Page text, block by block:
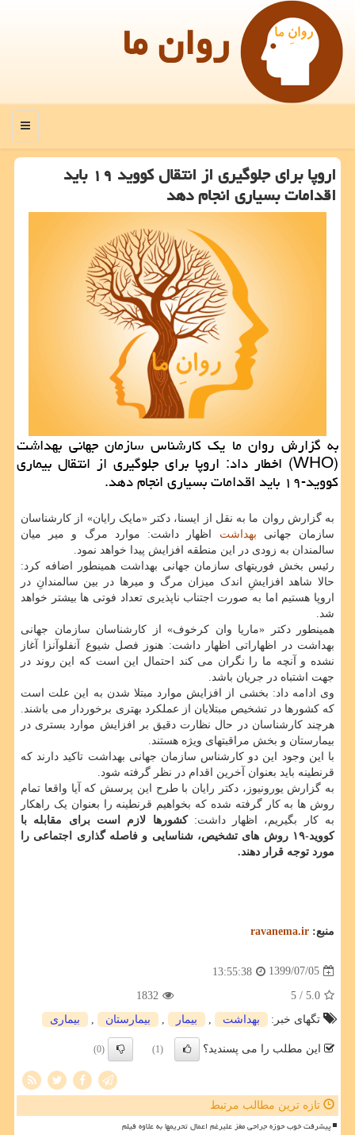
روان ما
منو
اروپا برای جلوگیری از انتقال كووید ۱۹ باید
اقدامات بسیاری انجام دهد
به گزارش روان ما یك كارشناس سازمان جهانی بهداشت
(WHO) اخطار داد: اروپا برای جلوگیری از انتقال بیماری
كووید-۱۹ باید اقدامات بسیاری انجام دهد.
به گزارش روان ما به نقل از ایسنا، دکتر «مایک رایان» از کارشناسان
سازمان جهانی بهداشت اظهار داشت: موارد مرگ و میر میان
سالمندان به زودی در این منطقه افزایش پیدا خواهد نمود.
رئیس بخش فوریتهای سازمان جهانی بهداشت همینطور اضافه کرد:
حالا شاهد افزایشِ اندک میزان مرگ و میرها در بین سالمندانِ در
اروپا هستیم اما به صورت اجتناب ناپذیری تعداد فوتی ها بیشتر خواهد
شد.
همینطور دکتر «ماریا وان کرخوف» از کارشناسان سازمان جهانی
بهداشت در اظهاراتی اظهار داشت: هنوز فصل شیوع آنفلوآنزا آغاز
نشده و آنچه ما را نگران می کند احتمال این است که این روند در
جهت اشتباه در جریان باشد.
وی ادامه داد: بخشی از افزایش موارد مبتلا شدن به این علت است
که کشورها در تشخیص مبتلایان از عملکرد بهتری برخوردار می باشند.
هرچند کارشناسان در حال نظارت دقیق بر افزایش موارد بستری در
بیمارستان و بخش مراقبتهای ویژه هستند.
با این وجود این دو کارشناس سازمان جهانی بهداشت تاکید دارند که
قرنطینه باید بعنوان آخرین اقدام در نظر گرفته شود.
به گزارش یورونیوز، دکتر رایان با طرح این پرسش که آیا واقعا تمام
روش ها به کار گرفته شده که بخواهیم قرنطینه را بعنوان یک راهکار
به کار بگیریم، اظهار داشت:کشورها لازم است برای مقابله با
کووید-۱۹ روش های تشخیص، شناسایی و فاصله گذاری اجتماعی را
مورد توجه قرار دهند.
منبع: ravanema.ir
1399/07/05
13:55:38
5.0
/ 5
1832
تگهای خبر:
بهداشت بیمار بیمارستان بیماری
این مطلب را می پسندید؟ (1)
(0)
تازه ترین مطالب مرتبط
پیشرفت خوب حوزه جراحی مغز علیرغم اعمال تحریمها به علاوه فیلم